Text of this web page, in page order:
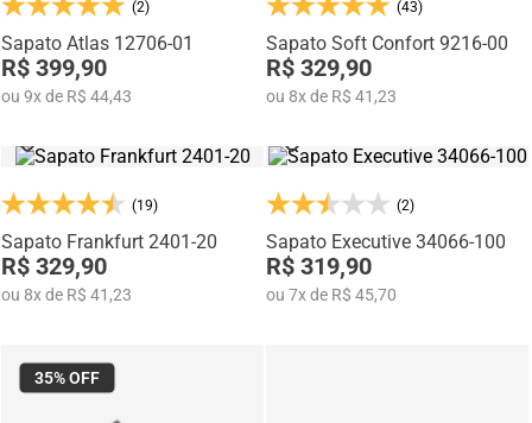
Na categoria Você + Alto, você encontra sapatos sociais, casuais,
mocassins e sapatênis com tecnologia de elevação interna,
desenvolvidos para garantir mais confiança, postura e estilo em
qualquer momento do dia.
(2)
Sapato Atlas 12706-01
R$ 399,90
ou 9xde R$ 44,43
(43)
Sapato Soft Confort 9216-00
R$ 329,90
ou 8xde R$ 41,23
(19)
Sapato Frankfurt 2401-20
R$ 329,90
ou 8xde R$ 41,23
(2)
Sapato Executive 34066-100
R$ 319,90
ou 7xde R$ 45,70
35%OFF